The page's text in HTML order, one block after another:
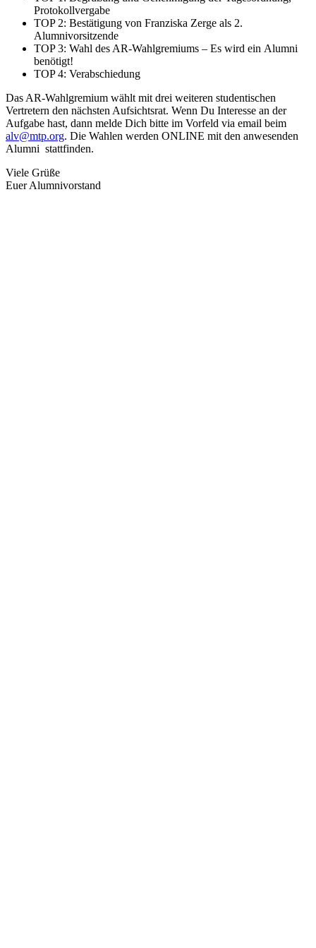
Protokollvergabe
TOP 2: Bestätigung von Franziska Zerge als 2.
Alumnivorsitzende
TOP 3: Wahl des AR-Wahlgremiums – Es wird ein Alumni
benötigt!
TOP 4: Verabschiedung
Das AR-Wahlgremium wählt mit drei weiteren studentischen
Vertretern den nächsten Aufsichtsrat. Wenn Du Interesse an der
Aufgabe hast, dann melde Dich bitte im Vorfeld via email beim
alv@mtp.org. Die Wahlen werden ONLINE mit den anwesenden
Alumni stattfinden.
Viele Grüße
Euer Alumnivorstand